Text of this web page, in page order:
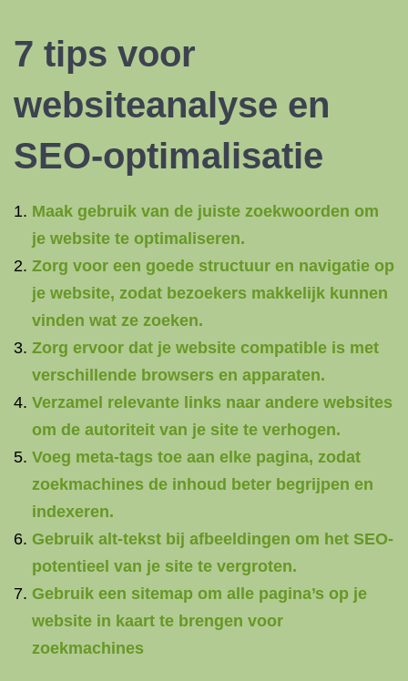
7 tips voor
websiteanalyse en
SEO-optimalisatie
Maak gebruik van de juiste zoekwoorden om
je website te optimaliseren.
Zorg voor een goede structuur en navigatie op
je website, zodat bezoekers makkelijk kunnen
vinden wat ze zoeken.
Zorg ervoor dat je website compatible is met
verschillende browsers en apparaten.
Verzamel relevante links naar andere websites
om de autoriteit van je site te verhogen.
Voeg meta-tags toe aan elke pagina, zodat
zoekmachines de inhoud beter begrijpen en
indexeren.
Gebruik alt-tekst bij afbeeldingen om het SEO-
potentieel van je site te vergroten.
Gebruik een sitemap om alle pagina’s op je
website in kaart te brengen voor
zoekmachines